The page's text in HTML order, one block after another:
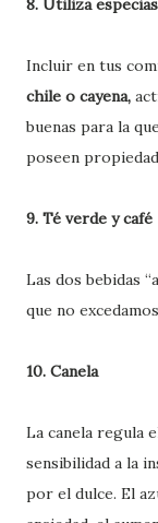
8. Utiliza especias
Incluir en tus
chile o cayena,
buenas para la
poseen
9. Té verde y café
Las dos bebidas
que no
10. Canela
La canela regula
sensibilidad a la
por el dulce. El